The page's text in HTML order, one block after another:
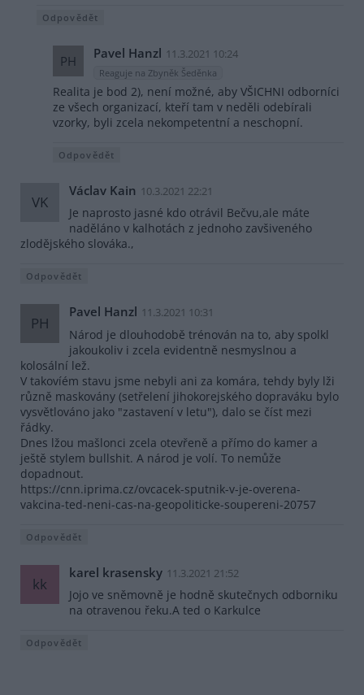
Odpovědět
PH Pavel Hanzl 11.3.2021 10:24
Reaguje na Zbyněk Šeděnka
Realita je bod 2), není možné, aby VŠICHNI odborníci
ze všech organizací, kteří tam v neděli odebírali
vzorky, byli zcela nekompetentní a neschopní.
Odpovědět
VK
Václav Kain 10.3.2021 22:21
Je naprosto jasné kdo otrávil Bečvu,ale máte
naděláno v kalhotách z jednoho zavšiveného
zlodějského slováka.,
Odpovědět
PH
Pavel Hanzl 11.3.2021 10:31
Národ je dlouhodobě trénován na to, aby spolkl
jakoukoliv i zcela evidentně nesmyslnou a
kolosální lež.
V takovíém stavu jsme nebyli ani za komára, tehdy byly lži
různě maskovány (setřelení jihokorejského dopraváku bylo
vysvětlováno jako "zastavení v letu"), dalo se číst mezi
řádky.
Dnes lžou mašlonci zcela otevřeně a přímo do kamer a
ještě stylem bullshit. A národ je volí. To nemůže
dopadnout.
https://cnn.iprima.cz/ovcacek-sputnik-v-je-overena-
vakcina-ted-neni-cas-na-geopoliticke-soupereni-20757
Odpovědět
kk
karel krasensky 11.3.2021 21:52
Jojo ve sněmovně je hodně skutečnych odborniku
na otravenou řeku.A ted o Karkulce
Odpovědět